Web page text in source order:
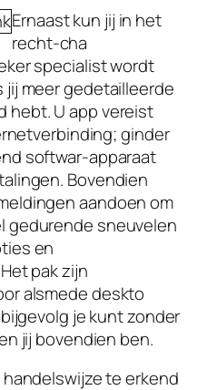
Ernaast kun jij in het
recht‑cha
specialist wordt
meer gedetailleerde
hebt. U app vereist
ginder
softwar‑apparaat
Bovendien
aandoen om
gedurende sneuvelen
en
pak zijn
alsmede deskto
je kunt zonder
jij bovendien ben.
te erkend